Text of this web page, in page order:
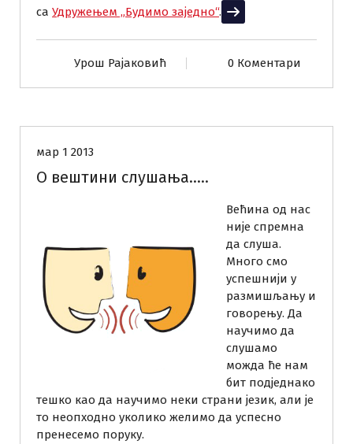
са Удружењем „Будимо заједно“. Прочитај више
Урош Рајаковић 0 Коментари
мар 1 2013
О вештини слушања…..
Већина од нас
није спремна
да слуша.
Много смо
успешнији у
размишљању и
говорењу. Да
научимо да
слушамо
можда ће нам
бит подједнако
тешко као да научимо неки страни језик, али је
то неопходно уколико желимо да успесно
пренесемо поруку.